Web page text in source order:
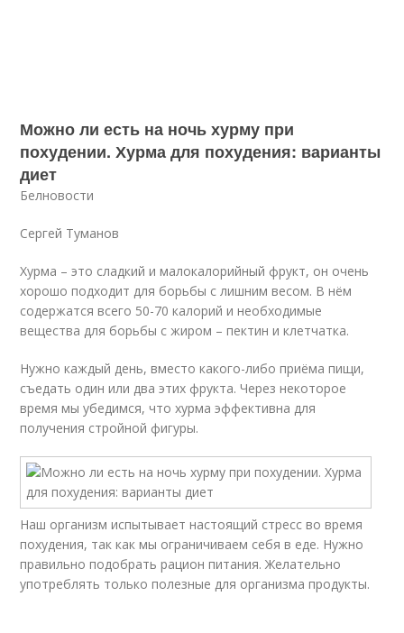
Можно ли есть на ночь хурму при
похудении. Хурма для похудения: варианты
диет
Белновости
Сергей Туманов
Хурма – это сладкий и малокалорийный фрукт, он очень
хорошо подходит для борьбы с лишним весом. В нём
содержатся всего 50-70 калорий и необходимые
вещества для борьбы с жиром – пектин и клетчатка.
Нужно каждый день, вместо какого-либо приёма пищи,
съедать один или два этих фрукта. Через некоторое
время мы убедимся, что хурма эффективна для
получения стройной фигуры.
Наш организм испытывает настоящий стресс во время
похудения, так как мы ограничиваем себя в еде. Нужно
правильно подобрать рацион питания. Желательно
употреблять только полезные для организма продукты.